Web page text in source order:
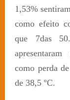
1,53%
como efeito
que 7das
como perda
de 38,5 ºC.